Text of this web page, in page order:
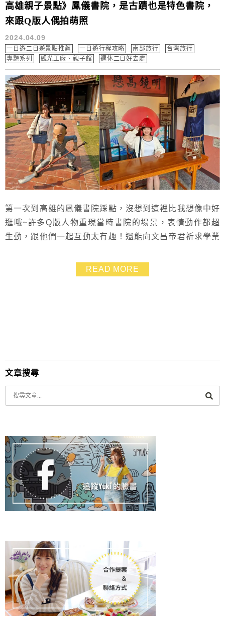
高雄親子景點》鳳儀書院，是古蹟也是特色書院，
來跟Q版人偶拍萌照
2024.04.09
一日遊二日遊景點推薦 一日遊行程攻略 南部旅行
台灣旅行
專題系列
觀光工廠、親子館 週休二日好去處
第一次到高雄的鳳儀書院踩點，沒想到這裡比我想像中好
逛哦~許多Q版人物重現當時書院的場景，表情動作都超
生動，跟他們一起互動太有趣！還能向文昌帝君祈求學業
書院是個相當適合帶孩子來走走的景點，快把它排入高雄
親子之旅的行程裡吧~
READ MORE
文章搜尋